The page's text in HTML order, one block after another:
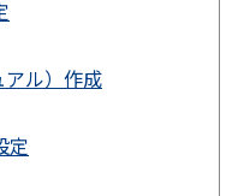
アル）作成
定